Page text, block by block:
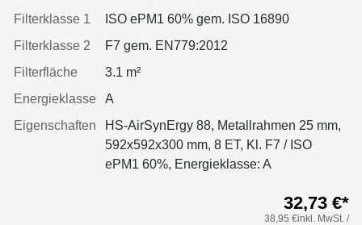
Filterklasse 1
ISO ePM1 60% gem. ISO 16890
Filterklasse 2
F7 gem. EN779:2012
Filterfläche
3.1 m²
Energieklasse
A
Eigenschaften
HS-AirSynErgy 88, Metallrahmen 25 mm,
592x592x300 mm, 8 ET, Kl. F7 / ISO
ePM1 60%, Energieklasse: A
32,73 €*
38,95 €inkl. MwSt. /